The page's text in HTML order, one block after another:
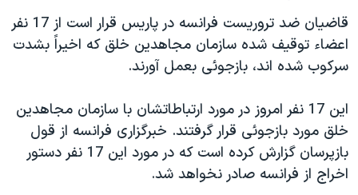
صفحه
اصلی
جهش
به
جستجو
جهان
ورزشی
گزیده‌ها
ویژه برنامه‌ها
ویدیوها
فرهنگ و زندگی
حقوق شهروندی
صفحه‌های ویژه
جام جهانی ۲۰۲۶
عملیات خشم حماسی
۲۵۰سالگی آمریکا
بایگانی برنامه‌های تلویزیونی
مستندها
انتخابات ریاست جمهوری آمریکا ۲۰۲۴
فرکانس‌های صدای آمریکا
پخش رادیویی
یادگیری زبان انگلیسی
دنبال کنید
قاضيان ضد تروريست فرانسه در پاريس قرار است از 17 نفر
اعضاء توقيف شده سازمان مجاهدين خلق که اخيراً بشدت
سرکوب شده اند، بازجوئی بعمل آورند.
اين 17 نفر امروز در مورد ارتباطاتشان با سازمان مجاهدين
خلق مورد بازجوئی قرار گرفتند. خبرگزاری فرانسه از قول
بازپرسان گزارش کرده است که در مورد اين 17 نفر دستور
اخراج از فرانسه صادر نخواهد شد.